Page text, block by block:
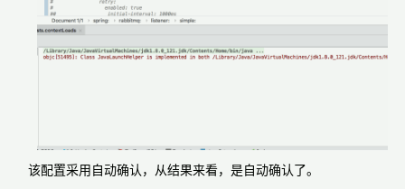
该配置采用自动确认，从结果来看，是自动确认了。